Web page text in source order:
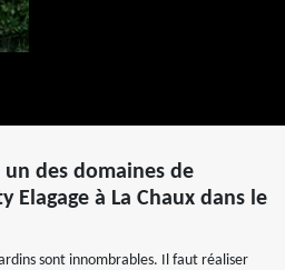
un des domaines de
Elagage à La Chaux dans le
sont innombrables. Il faut réaliser